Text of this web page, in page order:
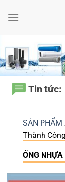
qua
Tin tức:
Giá Thành?
SẢN PHẨM
Thành Công
ỐNG NHỰA